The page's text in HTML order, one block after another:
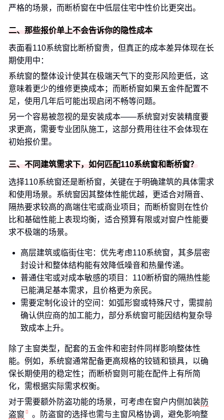
严格的场景，而断桥窗在中低层住宅中性价比更突出。
二、那些报价单上不会告诉你的隐性成本
表面看110系统窗比断桥窗贵，但真正的成本差异体现在长
期使用中：
系统窗的整体设计使其在极端天气下的变形风险更低，这
意味着更少的维修更换成本；而断桥窗如果五金件配置不
足，使用几年后可能出现启闭不畅等问题。
另一个容易被忽视的是安装成本——系统窗对安装精度要
求更高，需要专业团队施工，这部分费用往往不会体现在
初始报价里。
三、不同建筑需求下，如何匹配110系统窗和断桥窗？
选择110系统窗还是断桥窗，关键在于明确建筑的具体需求
和使用场景。系统窗因其整体性能优越，更适合对隔音、
隔热要求较高的高端住宅或商业项目；而断桥窗则在性价
比和基础性能上表现均衡，适合预算有限或对窗户性能要
求不极端的场景。
高层建筑或临街住宅：优先考虑110系统窗，其多层密
封设计和整体结构能有效降低噪音和热量传递。
普通住宅或对成本敏感的项目：110断桥窗的隔热性能
已能满足基本需求，且价格更为亲民。
需要定制化设计的空间：如弧形窗或特殊尺寸，需提前
确认供应商的加工能力，部分系统窗可能因结构复杂导
致成本上升。
除了主窗类型，配套的五金件和密封件同样影响整体性
能。例如，系统窗通常配备更高规格的铰链和锁具，以确
保长期使用的稳定性；而断桥窗则可能在配件上有所简
化，需根据实际需求权衡。
对于需要额外防盗功能的场景，可考虑在窗户内侧加装防
盗窗
。防盗窗的选择也需与主窗风格协调，避免影响整